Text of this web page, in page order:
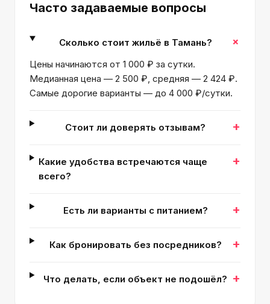
Часто задаваемые вопросы
Сколько стоит жильё в Тамань? +
Цены начинаются от 1 000 ₽ за сутки.
Медианная цена — 2 500 ₽, средняя — 2 424 ₽.
Самые дорогие варианты — до 4 000 ₽/сутки.
Стоит ли доверять отзывам? +
Какие удобства встречаются чаще
всего?
+
Есть ли варианты с питанием? +
Как бронировать без посредников? +
Что делать, если объект не подошёл? +